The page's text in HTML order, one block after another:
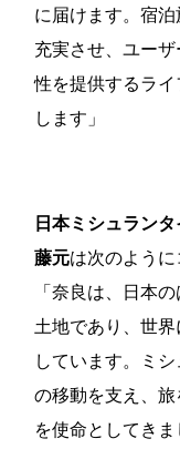
に届けます。宿
充実させ、ユー
性を提供するラ
します」
日本ミシュラン
藤元は次のように
「奈良は、日本
土地であり、世
しています。ミ
の移動を支え、
を使命としてき